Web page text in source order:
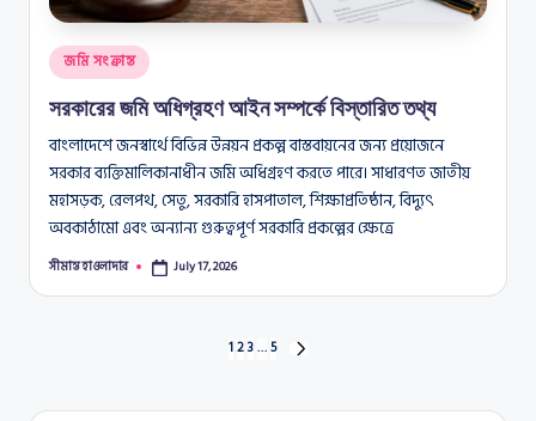
Posted
in
জমি সংক্রান্ত
সরকারের জমি অধিগ্রহণ আইন সম্পর্কে বিস্তারিত তথ্য
বাংলাদেশে জনস্বার্থে বিভিন্ন উন্নয়ন প্রকল্প বাস্তবায়নের জন্য প্রয়োজনে
সরকার ব্যক্তিমালিকানাধীন জমি অধিগ্রহণ করতে পারে। সাধারণত জাতীয়
মহাসড়ক, রেলপথ, সেতু, সরকারি হাসপাতাল, শিক্ষাপ্রতিষ্ঠান, বিদ্যুৎ
অবকাঠামো এবং অন্যান্য গুরুত্বপূর্ণ সরকারি প্রকল্পের ক্ষেত্রে
Posted
সীমান্ত হাওলাদার July 17, 2026
pagination
123…5